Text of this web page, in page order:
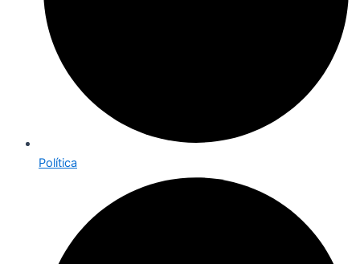
Política